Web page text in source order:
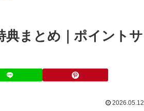
まとめ｜ポイントサ
2026.05.12